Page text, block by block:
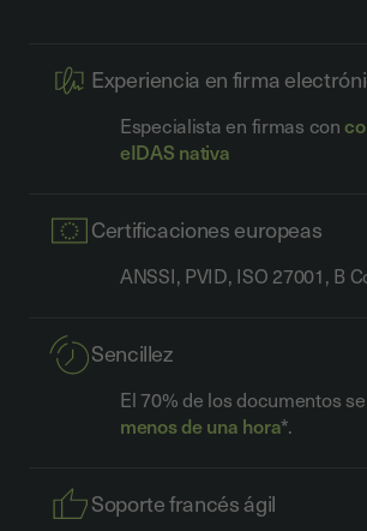
Experiencia en firma
Especialista en firmas con
eIDAS nativa
Certificaciones europeas
ANSSI, PVID, ISO 27001, B
Sencillez
El 70% de los documentos
menos de una hora*.
Soporte francés ágil